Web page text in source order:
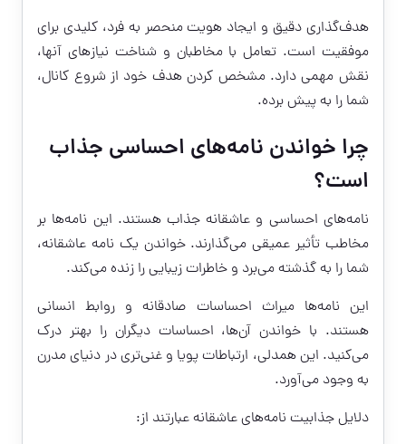
هدف‌گذاری دقیق و ایجاد هویت منحصر به فرد، کلیدی برای
موفقیت است. تعامل با مخاطبان و شناخت نیازهای آنها،
نقش مهمی دارد. مشخص کردن هدف خود از شروع کانال،
شما را به پیش برده.
چرا خواندن نامه‌های احساسی جذاب
است؟
نامه‌های احساسی و عاشقانه جذاب هستند. این نامه‌ها بر
مخاطب تأثیر عمیقی می‌گذارند. خواندن یک نامه عاشقانه،
شما را به گذشته می‌برد و خاطرات زیبایی را زنده می‌کند.
این نامه‌ها میراث احساسات صادقانه و روابط انسانی
هستند. با خواندن آن‌ها، احساسات دیگران را بهتر درک
می‌کنید. این همدلی، ارتباطات پویا و غنی‌تری در دنیای مدرن
به وجود می‌آورد.
دلایل جذابیت نامه‌های عاشقانه عبارتند از: